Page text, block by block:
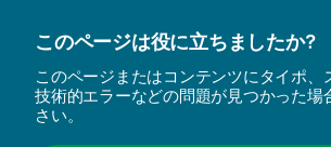
このページは役に立ちましたか?
このページまたはコンテンツにタイポ、
技術的エラーなどの問題が見つかった場
さい。